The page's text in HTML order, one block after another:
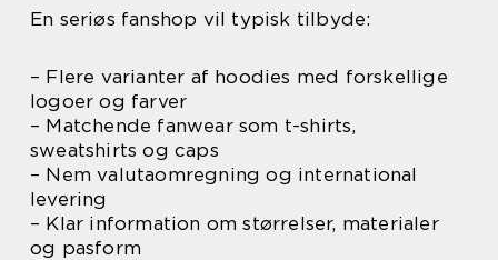
En seriøs fanshop vil typisk tilbyde:
– Flere varianter af hoodies med forskellige
logoer og farver
– Matchende fanwear som t-shirts,
sweatshirts og caps
– Nem valutaomregning og international
levering
– Klar information om størrelser, materialer
og pasform